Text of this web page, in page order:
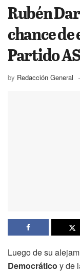
Rubén
chance
Partido
by Redacción General
Luego de su
Democrático y de